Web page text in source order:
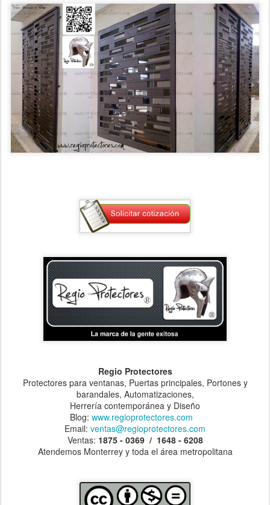
Regio Protectores
Protectores para ventanas, Puertas principales, Portones y
barandales, Automatizaciones,
Herrería contemporánea y Diseño
Blog: www.regioprotectores.com
Email: ventas@regioprotectores.com
Ventas: 1875 - 0369 / 1648 - 6208
Atendemos Monterrey y toda el área metropolitana